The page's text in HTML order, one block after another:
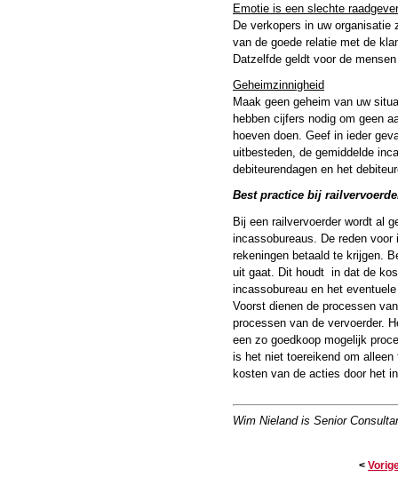
Emotie is een slechte raadgever
De verkopers in uw
van de goede relatie met de
Datzelfde geldt voor de
Geheimzinnigheid
Maak geen geheim van uw
hebben cijfers nodig om geen
hoeven doen. Geef in ieder
uitbesteden, de gemiddelde
debiteurendagen en het
Best practice bij
Bij een railvervoerder wordt al
incassobureaus. De reden
rekeningen betaald te krijgen.
uit gaat. Dit houdt in dat de
incassobureau en het
Voorst dienen de processen
processen van de vervoerder.
een zo goedkoop mogelijk
is het niet toereikend om
kosten van de acties door het
Wim Nieland is Senior
<